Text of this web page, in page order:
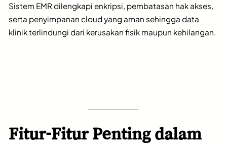
Sistem EMR dilengkapi enkripsi, pembatasan hak akses,
serta penyimpanan cloud yang aman sehingga data
klinik terlindungi dari kerusakan fisik maupun kehilangan.
Fitur-Fitur Penting dalam